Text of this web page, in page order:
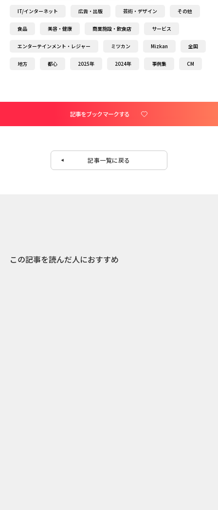
IT/インターネット 広告・出版 芸術・デザイン その他
食品 美容・健康 商業施設・飲食店 サービス
エンターテインメント・レジャー ミツカン Mizkan 全国
地方 都心 2025年 2024年 事例集 CM
記事をブックマークする
記事一覧に戻る
この記事を読んだ人におすすめ